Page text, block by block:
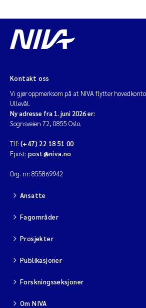
Adam David Lillicrap
Erik Höglund
Jarle Håvardstun
James Edward Sample
Rita Næss
Øyvind Tangen Ødegaard
Inga Fløisand
Anders Ruus
Kontakt oss
Vi gjør oppmerksom på at NIVA flytter
Ullevål.
Ny adresse fra 1. juni 2026 er:
Sognsveien 72, 0855 Oslo.
Tlf: (+47) 22 18 51 00
Epost: post@niva.no
Org. nr: 855869942
Ansatte
Fagområder
Prosjekter
Publikasjoner
Forskningsseksjoner
Om NIVA